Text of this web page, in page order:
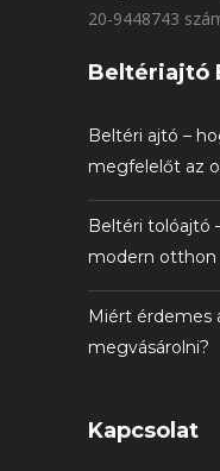
20-9448743
Beltériajtó
Beltéri ajtó –
megfelelőt az
Beltéri tolóajtó
modern otthon
Miért érdemes
megvásárolni?
Kapcsolat